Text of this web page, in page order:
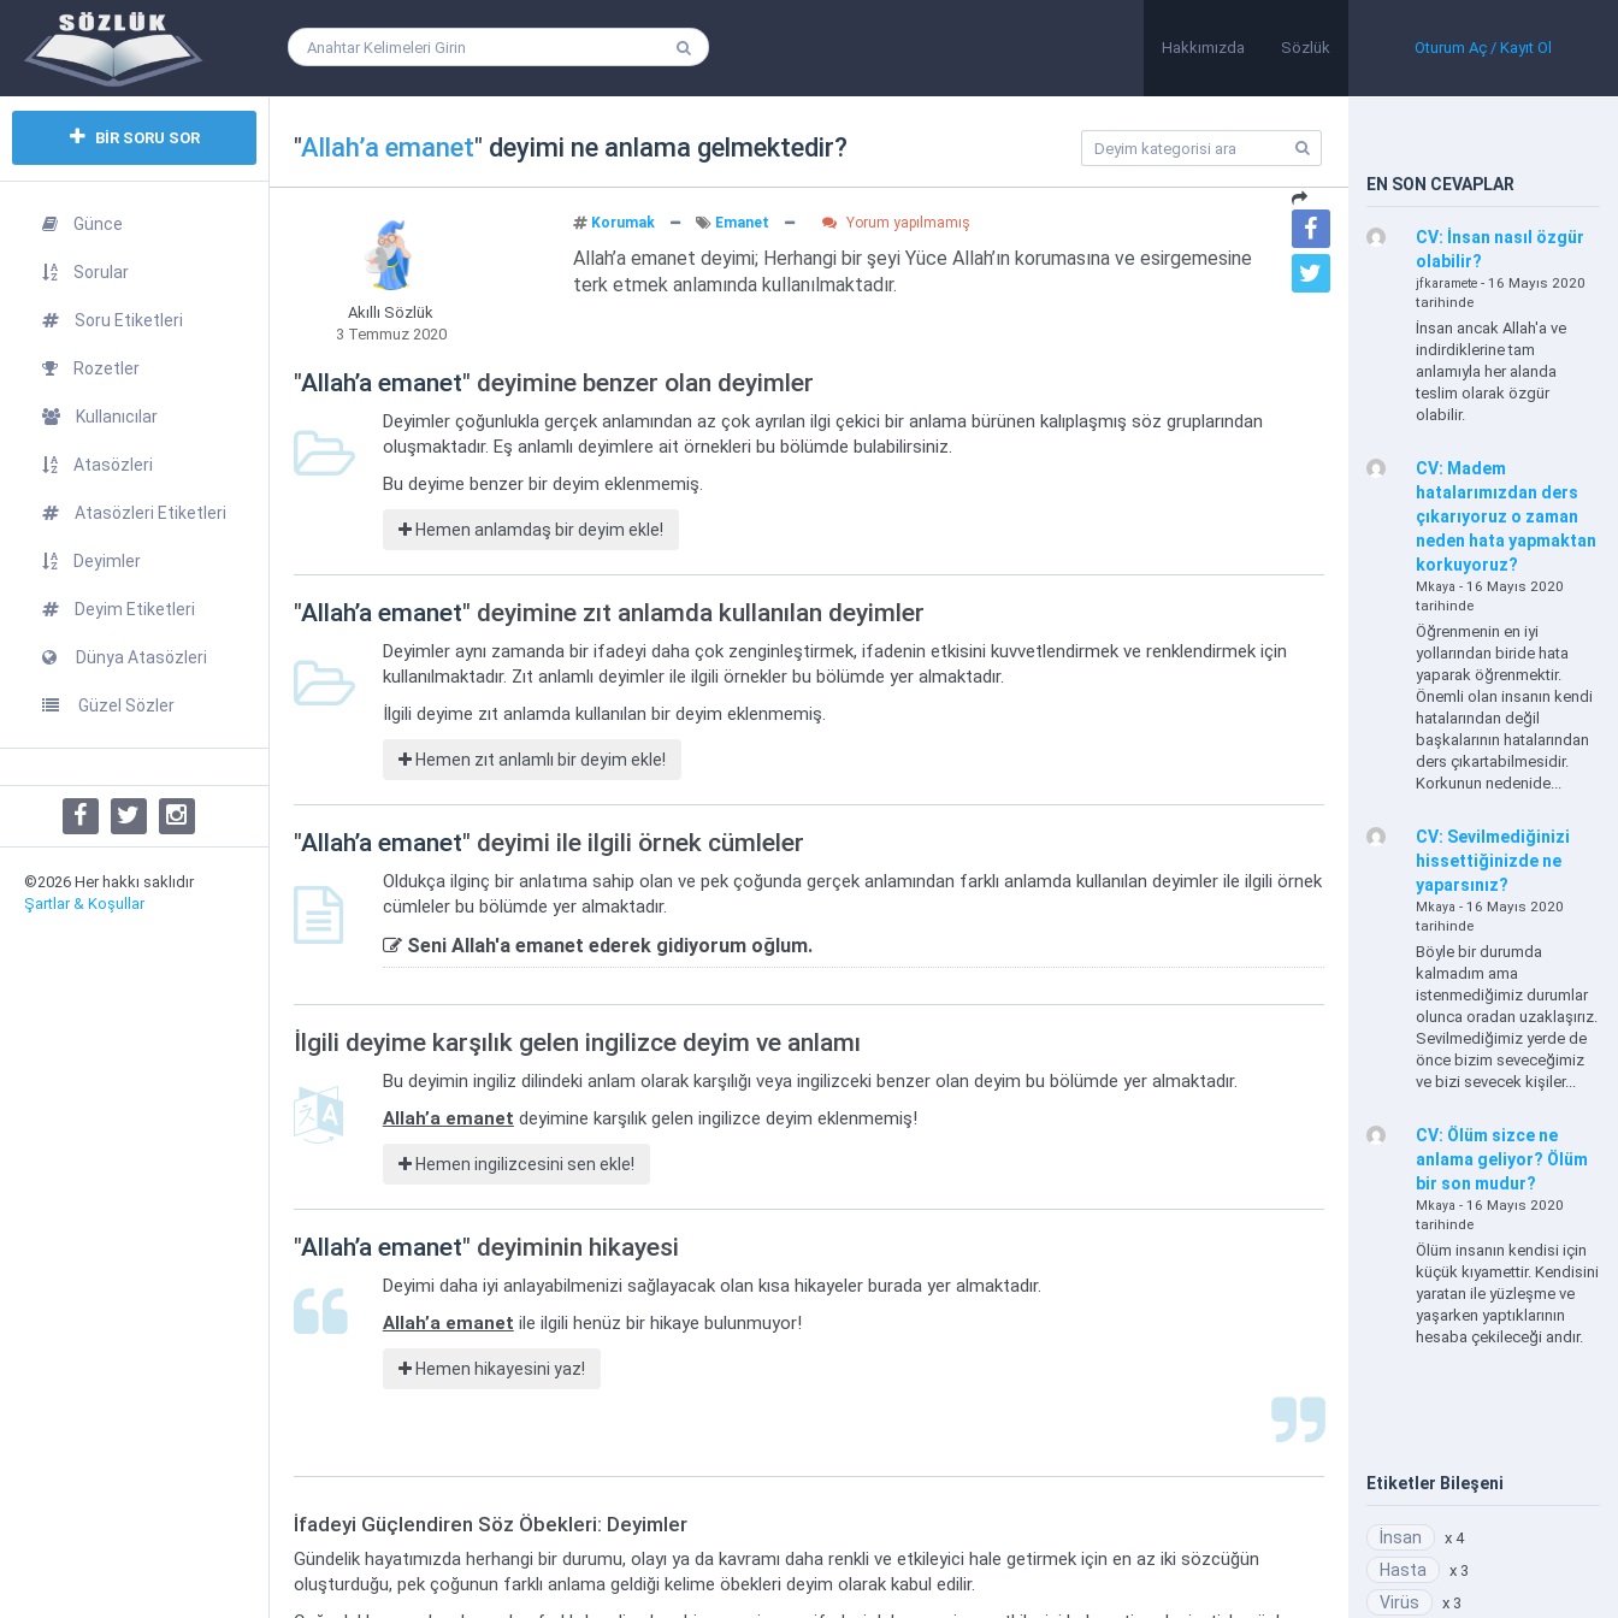
Hakkımızda Sözlük Oturum Aç / Kayıt Ol
BİR SORU SOR
Günce
Sorular
Soru Etiketleri
Rozetler
Kullanıcılar
Atasözleri
Atasözleri Etiketleri
Deyimler
Deyim Etiketleri
Dünya Atasözleri
Güzel Sözler
©2026 Her hakkı saklıdır
Şartlar & Koşullar
"Allah’a emanet" deyimi ne anlama gelmektedir?
Akıllı Sözlük
3 Temmuz 2020
Korumak Emanet Yorum yapılmamış
Allah’a emanet deyimi; Herhangi bir şeyi Yüce Allah’ın korumasına ve esirgemesine
terk etmek anlamında kullanılmaktadır.
"Allah’a emanet" deyimine benzer olan deyimler
Deyimler çoğunlukla gerçek anlamından az çok ayrılan ilgi çekici bir anlama bürünen kalıplaşmış söz gruplarından
oluşmaktadır. Eş anlamlı deyimlere ait örnekleri bu bölümde bulabilirsiniz.
Bu deyime benzer bir deyim eklenmemiş.
Hemen anlamdaş bir deyim ekle!
"Allah’a emanet" deyimine zıt anlamda kullanılan deyimler
Deyimler aynı zamanda bir ifadeyi daha çok zenginleştirmek, ifadenin etkisini kuvvetlendirmek ve renklendirmek için
kullanılmaktadır. Zıt anlamlı deyimler ile ilgili örnekler bu bölümde yer almaktadır.
İlgili deyime zıt anlamda kullanılan bir deyim eklenmemiş.
Hemen zıt anlamlı bir deyim ekle!
"Allah’a emanet" deyimi ile ilgili örnek cümleler
Oldukça ilginç bir anlatıma sahip olan ve pek çoğunda gerçek anlamından farklı anlamda kullanılan deyimler ile ilgili örnek
cümleler bu bölümde yer almaktadır.
Seni Allah'a emanet ederek gidiyorum oğlum.
İlgili deyime karşılık gelen ingilizce deyim ve anlamı
Bu deyimin ingiliz dilindeki anlam olarak karşılığı veya ingilizceki benzer olan deyim bu bölümde yer almaktadır.
Allah’a emanet deyimine karşılık gelen ingilizce deyim eklenmemiş!
Hemen ingilizcesini sen ekle!
"Allah’a emanet" deyiminin hikayesi
Deyimi daha iyi anlayabilmenizi sağlayacak olan kısa hikayeler burada yer almaktadır.
Allah’a emanet ile ilgili henüz bir hikaye bulunmuyor!
Hemen hikayesini yaz!
İfadeyi Güçlendiren Söz Öbekleri: Deyimler
Gündelik hayatımızda herhangi bir durumu, olayı ya da kavramı daha renkli ve etkileyici hale getirmek için en az iki sözcüğün
oluşturduğu, pek çoğunun farklı anlama geldiği kelime öbekleri deyim olarak kabul edilir.
EN SON CEVAPLAR
CV: İnsan nasıl özgür
olabilir?
jfkaramete - 16 Mayıs 2020
tarihinde
İnsan ancak Allah'a ve
indirdiklerine tam
anlamıyla her alanda
teslim olarak özgür
olabilir.
CV: Madem
hatalarımızdan ders
çıkarıyoruz o zaman
neden hata yapmaktan
korkuyoruz?
Mkaya - 16 Mayıs 2020
tarihinde
Öğrenmenin en iyi
yollarından biride hata
yaparak öğrenmektir.
Önemli olan insanın kendi
hatalarından değil
başkalarının hatalarından
ders çıkartabilmesidir.
Korkunun nedenide...
CV: Sevilmediğinizi
hissettiğinizde ne
yaparsınız?
Mkaya - 16 Mayıs 2020
tarihinde
Böyle bir durumda
kalmadım ama
istenmediğimiz durumlar
olunca oradan uzaklaşırız.
Sevilmediğimiz yerde de
önce bizim seveceğimiz
ve bizi sevecek kişiler...
CV: Ölüm sizce ne
anlama geliyor? Ölüm
bir son mudur?
Mkaya - 16 Mayıs 2020
tarihinde
Ölüm insanın kendisi için
küçük kıyamettir. Kendisini
yaratan ile yüzleşme ve
yaşarken yaptıklarının
hesaba çekileceği andır.
Etiketler Bileşeni
İnsan x 4
Hasta x 3
Virüs x 3